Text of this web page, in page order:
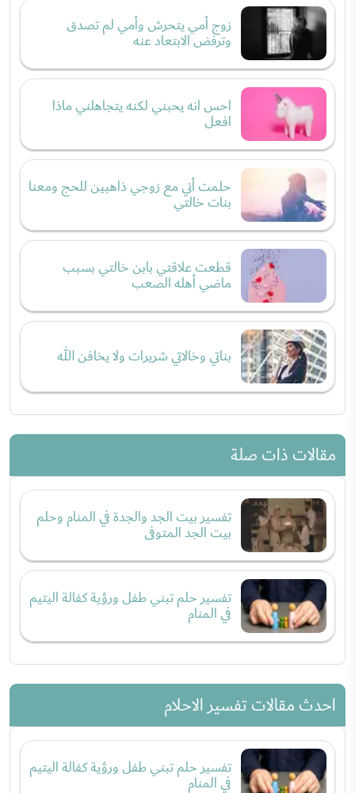
زوج أمي يتحرش وأمي لم تصدق
وترفض الابتعاد عنه
احس انه يحبني لكنه يتجاهلني ماذا
افعل
حلمت أني مع زوجي ذاهبين للحج ومعنا
بنات خالتي
قطعت علاقتي بابن خالتي بسبب
ماضي أهله الصعب
بناتي وخالاتي شريرات ولا يخافن الله
مقالات ذات صلة
تفسير بيت الجد والجدة في المنام وحلم
بيت الجد المتوفى
تفسير حلم تبني طفل ورؤية كفالة اليتيم
في المنام
احدث مقالات تفسير الاحلام
تفسير حلم تبني طفل ورؤية كفالة اليتيم
في المنام